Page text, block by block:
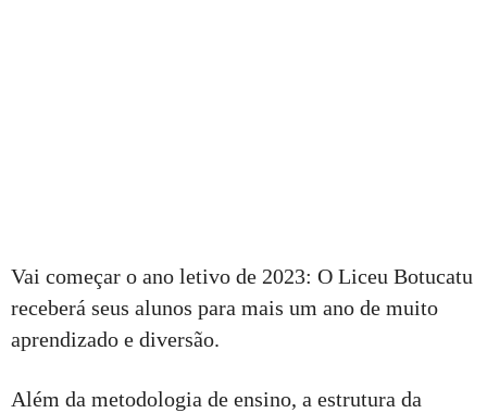
Vai começar o ano letivo de 2023: O Liceu Botucatu
receberá seus alunos para mais um ano de muito
aprendizado e diversão.
Além da metodologia de ensino, a estrutura da